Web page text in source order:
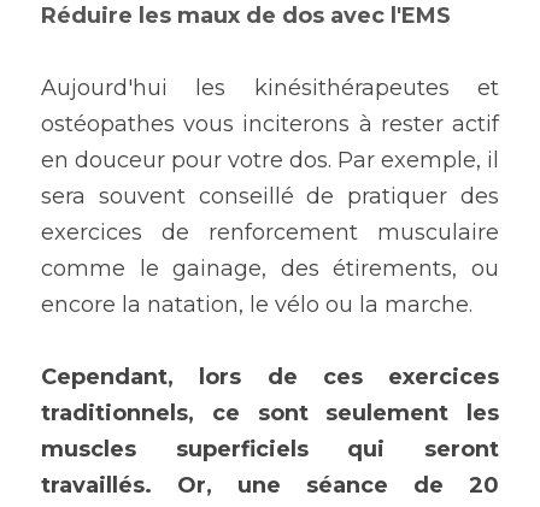
Réduire les maux de dos avec l'EMS
Aujourd'hui les kinésithérapeutes et
ostéopathes vous inciterons à rester actif
en douceur pour votre dos. Par exemple, il
sera souvent conseillé de pratiquer des
exercices de renforcement musculaire
comme le gainage, des étirements, ou
encore la natation, le vélo ou la marche.
Cependant, lors de ces exercices
traditionnels, ce sont seulement les
muscles superficiels qui seront
travaillés. Or, une séance de 20